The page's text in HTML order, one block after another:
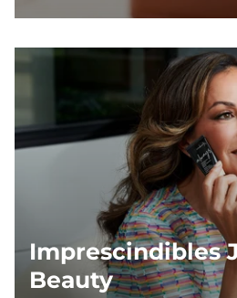
Imprescindibles
Beauty